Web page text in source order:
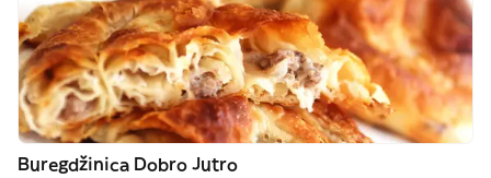
Buregdžinica Dobro Jutro